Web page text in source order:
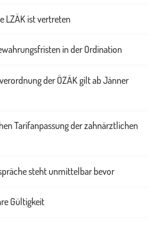
LZÄK ist vertreten
in der Ordination
der ÖZÄK gilt ab Jänner
Tarifanpassung der zahnärztlichen
steht unmittelbar bevor
Gültigkeit